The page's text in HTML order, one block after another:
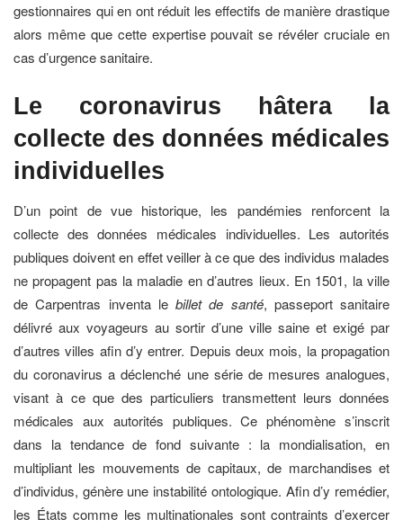
gestionnaires qui en ont réduit les effectifs de manière drastique
alors même que cette expertise pouvait se révéler cruciale en
cas d’urgence sanitaire.
Le coronavirus hâtera la
collecte des données médicales
individuelles
D’un point de vue historique, les pandémies renforcent la
collecte des données médicales individuelles. Les autorités
publiques doivent en effet veiller à ce que des individus malades
ne propagent pas la maladie en d’autres lieux. En 1501, la ville
de Carpentras inventa le billet de santé, passeport sanitaire
délivré aux voyageurs au sortir d’une ville saine et exigé par
d’autres villes afin d’y entrer. Depuis deux mois, la propagation
du coronavirus a déclenché une série de mesures analogues,
visant à ce que des particuliers transmettent leurs données
médicales aux autorités publiques. Ce phénomène s’inscrit
dans la tendance de fond suivante : la mondialisation, en
multipliant les mouvements de capitaux, de marchandises et
d’individus, génère une instabilité ontologique. Afin d’y remédier,
les États comme les multinationales sont contraints d’exercer